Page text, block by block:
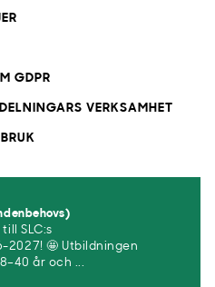
GDPR
VERKSAMHET
SLC:s
2027! 🤩 Utbildningen
år och ...